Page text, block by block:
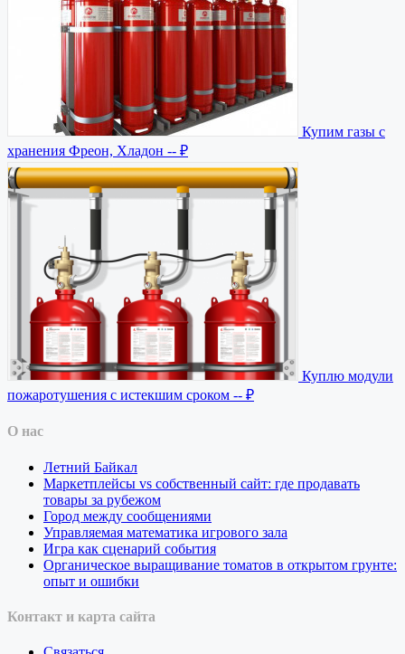
Купим газы с
хранения Фреон, Хладон -- ₽
Куплю модули
пожаротушения с истекшим сроком -- ₽
О нас
Летний Байкал
Маркетплейсы vs собственный сайт: где продавать
товары за рубежом
Город между сообщениями
Управляемая математика игрового зала
Игра как сценарий события
Органическое выращивание томатов в открытом грунте:
опыт и ошибки
Контакт и карта сайта